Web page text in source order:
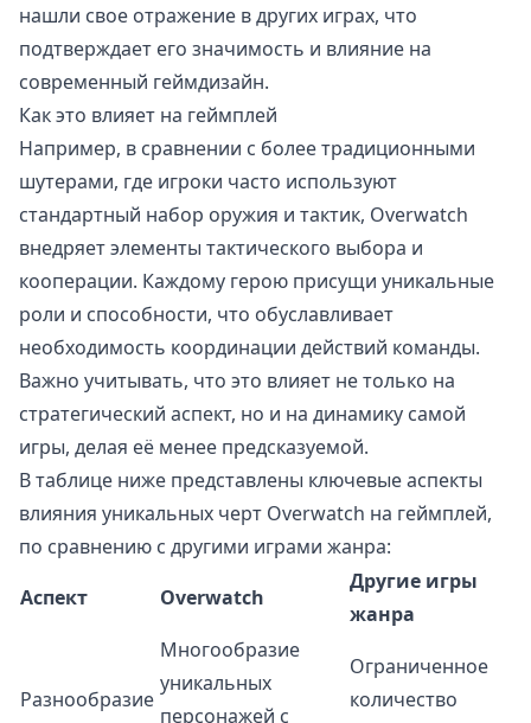
нашли свое отражение в других играх, что
подтверждает его значимость и влияние на
современный геймдизайн.
Как это влияет на геймплей
Например, в сравнении с более традиционными
шутерами, где игроки часто используют
стандартный набор оружия и тактик, Overwatch
внедряет элементы тактического выбора и
кооперации. Каждому герою присущи уникальные
роли и способности, что обуславливает
необходимость координации действий команды.
Важно учитывать, что это влияет не только на
стратегический аспект, но и на динамику самой
игры, делая её менее предсказуемой.
В таблице ниже представлены ключевые аспекты
влияния уникальных черт Overwatch на геймплей,
по сравнению с другими играми жанра:
Аспект
Overwatch
Другие игры
жанра
Разнообразие
Многообразие
уникальных
персонажей с
Ограниченное
количество